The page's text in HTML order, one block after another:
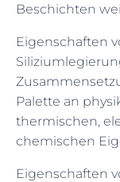
Beschichten
Eigenschaften
Palette an
thermischen,
chemischen
Eigenschaften